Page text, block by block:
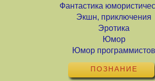
Фантастика
Экшн, приключения
Эротика
Юмор
Юмор программистов
ПОЗНАНИЕ